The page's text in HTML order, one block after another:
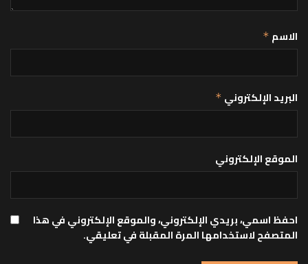
الاسم *
البريد الإلكتروني *
الموقع الإلكتروني
احفظ اسمي، بريدي الإلكتروني، والموقع الإلكتروني في هذا
المتصفح لاستخدامها المرة المقبلة في تعليقي.